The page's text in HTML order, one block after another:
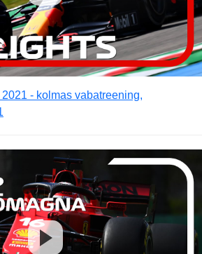
- kolmas vabatreening,